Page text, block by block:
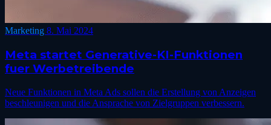
Marketing 8. Mai 2024
Meta startet Generative-KI-Funktionen
fuer Werbetreibende
Neue Funktionen in Meta Ads sollen die Erstellung von Anzeigen
beschleunigen und die Ansprache von Zielgruppen verbessern.